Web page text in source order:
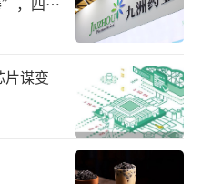
足够有代表性。据央
中重点提到要发挥零
渠道价格发现功能，
视性高价，引导企业
片谋变